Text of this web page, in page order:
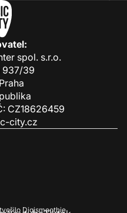
spol. s.r.o.
937/39
CZ18626459
city.cz
Digismoothie